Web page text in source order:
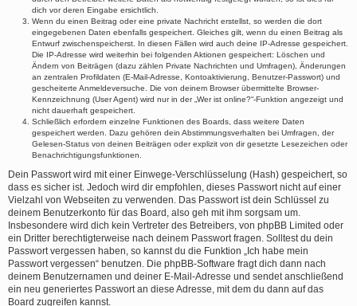
dich vor deren Eingabe ersichtlich.
Wenn du einen Beitrag oder eine private Nachricht erstellst, so werden die dort
eingegebenen Daten ebenfalls gespeichert. Gleiches gilt, wenn du einen Beitrag als
Entwurf zwischenspeicherst. In diesen Fällen wird auch deine IP-Adresse gespeichert.
Die IP-Adresse wird weiterhin bei folgenden Aktionen gespeichert: Löschen und
Ändern von Beiträgen (dazu zählen Private Nachrichten und Umfragen), Änderungen
an zentralen Profildaten (E-Mail-Adresse, Kontoaktivierung, Benutzer-Passwort) und
gescheiterte Anmeldeversuche. Die von deinem Browser übermittelte Browser-
Kennzeichnung (User Agent) wird nur in der „Wer ist online?“-Funktion angezeigt und
nicht dauerhaft gespeichert.
Schließlich erfordern einzelne Funktionen des Boards, dass weitere Daten
gespeichert werden. Dazu gehören dein Abstimmungsverhalten bei Umfragen, der
Gelesen-Status von deinen Beiträgen oder explizit von dir gesetzte Lesezeichen oder
Benachrichtigungsfunktionen.
Dein Passwort wird mit einer Einwege-Verschlüsselung (Hash) gespeichert, so
dass es sicher ist. Jedoch wird dir empfohlen, dieses Passwort nicht auf einer
Vielzahl von Webseiten zu verwenden. Das Passwort ist dein Schlüssel zu
deinem Benutzerkonto für das Board, also geh mit ihm sorgsam um.
Insbesondere wird dich kein Vertreter des Betreibers, von phpBB Limited oder
ein Dritter berechtigterweise nach deinem Passwort fragen. Solltest du dein
Passwort vergessen haben, so kannst du die Funktion „Ich habe mein
Passwort vergessen“ benutzen. Die phpBB-Software fragt dich dann nach
deinem Benutzernamen und deiner E-Mail-Adresse und sendet anschließend
ein neu generiertes Passwort an diese Adresse, mit dem du dann auf das
Board zugreifen kannst.